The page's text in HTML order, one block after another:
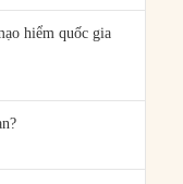
hiểm quốc gia